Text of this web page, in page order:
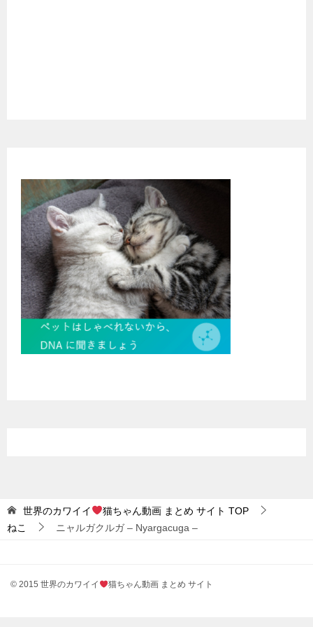
世界のカワイイ 猫ちゃん動画 まとめ サイト TOP
ねこ
ニャルガクルガ – Nyargacuga –
© 2015 世界のカワイイ 猫ちゃん動画 まとめ サイト